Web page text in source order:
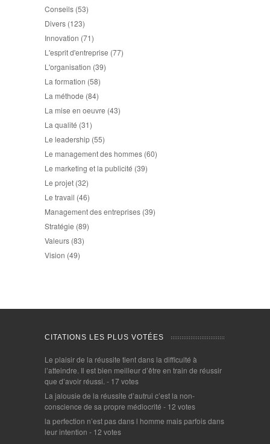
Conseils (53)
Divers (123)
Innovation (71)
L'esprit d'entreprise (77)
L'organisation (39)
La formation (58)
La méthode (84)
La mise en oeuvre (43)
La qualité (31)
Le leadership (55)
Le management des hommes (60)
Le marketing et la publicité (39)
Le projet (32)
Le travail (46)
Management des entreprises (39)
Stratégie (89)
Valeurs (83)
Vision (49)
CITATIONS LES PLUS VOTÉES
Le plaisir de la réussite tient dans la difficulté à
l’atteindre. Il est bien meilleur d’être en train de réussir
que d’avoir réussi. - 17 votes
La jalousie de la réussite d’autrui c’est la non-
conscience de sa propre médiocrité - 12 votes
la perfection n’est pas dans l homme mais parfois dans
leur intention - 12 votes